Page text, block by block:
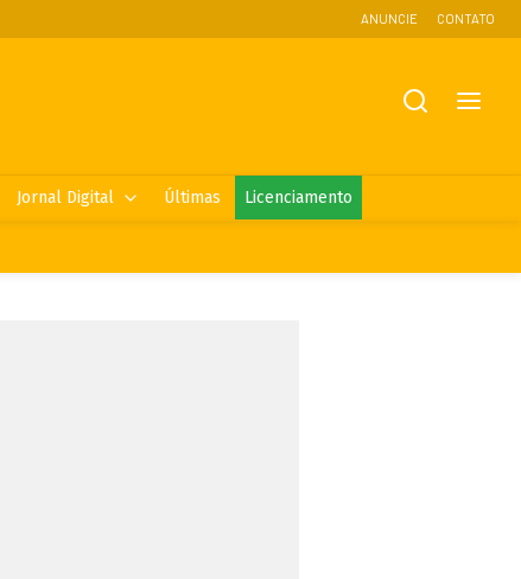
ANUNCIE CONTATO
Jornal Digital Últimas Licenciamento